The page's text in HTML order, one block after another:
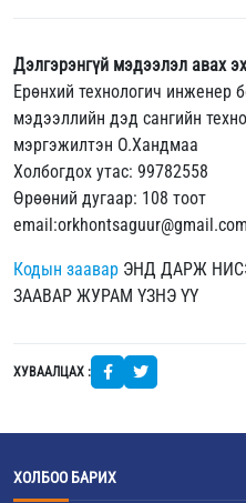
Дэлгэрэнгүй мэдээлэл авах
Ерөнхий технологич инженер
мэдээллийн дэд сангийн
мэргэжилтэн О.Хандмаа
Холбогдох утас: 99782558
Өрөөний дугаар: 108 тоот
email:orkhontsaguur@gmail.com
Кодын заавар ЭНД ДАРЖ
ЗААВАР ЖУРАМ ҮЗНЭ ҮҮ
ХУВААЛЦАХ :
ХОЛБОО БАРИХ